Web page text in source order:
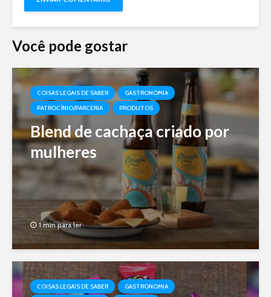
Você pode gostar
COISAS LEGAIS DE SABER
GASTRONOMIA
PATROCÍNIO/PARCERIA
PRODUTOS
Blend de cachaça criado por
mulheres
1 min para ler
COISAS LEGAIS DE SABER
GASTRONOMIA